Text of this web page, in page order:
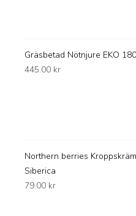
Gräsbetad Nötnjure EKO
445.00 kr
Northern berries
Siberica
79.00 kr